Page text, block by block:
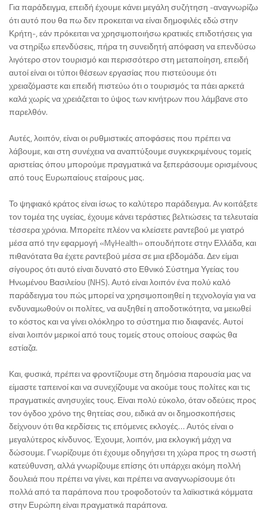
Για παράδειγμα, επειδή έχουμε κάνει μεγάλη συζήτηση -αναγνωρίζω
ότι αυτό που θα πω δεν προκειται να είναι δημοφιλές εδώ στην
Κρήτη-, εάν πρόκειται να χρησιμοποιήσω κρατικές επιδοτήσεις για
να στηρίξω επενδύσεις, πήρα τη συνειδητή απόφαση να επενδύσω
λιγότερο στον τουρισμό και περισσότερο στη μεταποίηση, επειδή
αυτοί είναι οι τύποι θέσεων εργασίας που πιστεύουμε ότι
χρειαζόμαστε και επειδή πιστεύω ότι ο τουρισμός τα πάει αρκετά
καλά χωρίς να χρειάζεται το ύψος των κινήτρων που λάμβανε στο
παρελθόν.
Αυτές, λοιπόν, είναι οι ρυθμιστικές αποφάσεις που πρέπει να
λάβουμε, και στη συνέχεια να αναπτύξουμε συγκεκριμένους τομείς
αριστείας όπου μπορούμε πραγματικά να ξεπεράσουμε ορισμένους
από τους Ευρωπαίους εταίρους μας.
Το ψηφιακό κράτος είναι ίσως το καλύτερο παράδειγμα. Αν κοιτάξετε
τον τομέα της υγείας, έχουμε κάνει τεράστιες βελτιώσεις τα τελευταία
τέσσερα χρόνια. Μπορείτε πλέον να κλείσετε ραντεβού με γιατρό
μέσα από την εφαρμογή «MyHealth» οπουδήποτε στην Ελλάδα, και
πιθανότατα θα έχετε ραντεβού μέσα σε μια εβδομάδα. Δεν είμαι
σίγουρος ότι αυτό είναι δυνατό στο Εθνικό Σύστημα Υγείας του
Ηνωμένου Βασιλείου (NHS). Αυτό είναι λοιπόν ένα πολύ καλό
παράδειγμα του πώς μπορεί να χρησιμοποιηθεί η τεχνολογία για να
ενδυναμωθούν οι πολίτες, να αυξηθεί η αποδοτικότητα, να μειωθεί
το κόστος και να γίνει ολόκληρο το σύστημα πιο διαφανές. Αυτοί
είναι λοιπόν μερικοί από τους τομείς στους οποίους σαφώς θα
εστίαζα.
Και, φυσικά, πρέπει να φροντίζουμε στη δημόσια παρουσία μας να
είμαστε ταπεινοί και να συνεχίζουμε να ακούμε τους πολίτες και τις
πραγματικές ανησυχίες τους. Είναι πολύ εύκολο, όταν οδεύεις προς
τον όγδοο χρόνο της θητείας σου, ειδικά αν οι δημοσκοπήσεις
δείχνουν ότι θα κερδίσεις τις επόμενες εκλογές… Αυτός είναι ο
μεγαλύτερος κίνδυνος. Έχουμε, λοιπόν, μια εκλογική μάχη να
δώσουμε. Γνωρίζουμε ότι έχουμε οδηγήσει τη χώρα προς τη σωστή
κατεύθυνση, αλλά γνωρίζουμε επίσης ότι υπάρχει ακόμη πολλή
δουλειά που πρέπει να γίνει, και πρέπει να αναγνωρίσουμε ότι
πολλά από τα παράπονα που τροφοδοτούν τα λαϊκιστικά κόμματα
στην Ευρώπη είναι πραγματικά παράπονα.